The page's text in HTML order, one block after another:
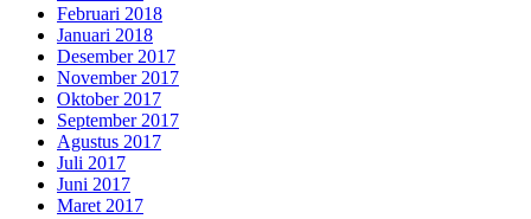
Februari 2018
Januari 2018
Desember 2017
November 2017
Oktober 2017
September 2017
Agustus 2017
Juli 2017
Juni 2017
Maret 2017